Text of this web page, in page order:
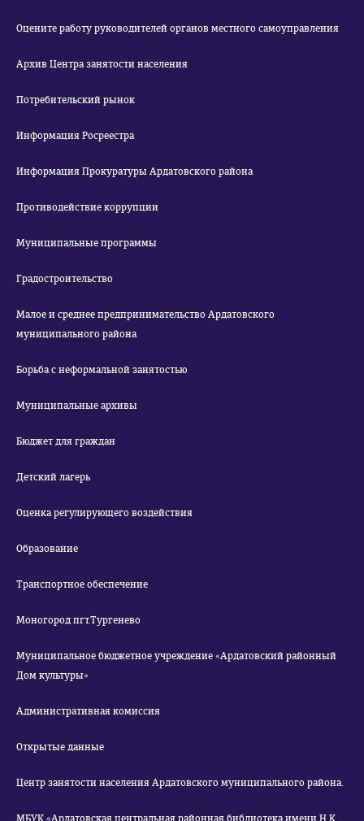
Оцените работу руководителей органов местного самоуправления
Архив Центра занятости населения
Потребительский рынок
Информация Росреестра
Информация Прокуратуры Ардатовского района
Противодействие коррупции
Муниципальные программы
Градостроительство
Малое и среднее предпринимательство Ардатовского
муниципального района
Борьба с неформальной занятостью
Муниципальные архивы
Бюджет для граждан
Детский лагерь
Оценка регулирующего воздействия
Образование
Транспортное обеспечение
Моногород пгт.Тургенево
Муниципальное бюджетное учреждение «Ардатовский районный
Дом культуры»
Административная комиссия
Открытые данные
Центр занятости населения Ардатовского муниципального района.
МБУК «Ардатовская центральная районная библиотека имени Н.К.